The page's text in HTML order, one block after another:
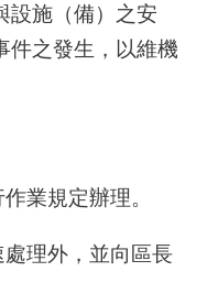
設施（備）之安
件之發生，以維機
業規定辦理。
理外，並向區長